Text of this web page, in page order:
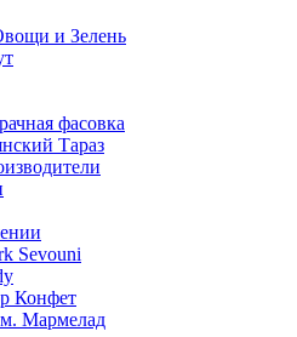
и Зелень
фасовка
Тараз
Sevouni
Конфет
Мармелад